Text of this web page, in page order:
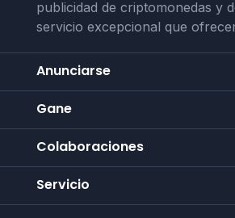
publicidad de criptomonedas y
servicio excepcional que
Anunciarse
Gane
Colaboraciones
Servicio